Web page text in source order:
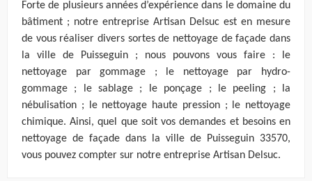
Forte de plusieurs années d’expérience dans le domaine du
bâtiment ; notre entreprise Artisan Delsuc est en mesure
de vous réaliser divers sortes de nettoyage de façade dans
la ville de Puisseguin ; nous pouvons vous faire : le
nettoyage par gommage ; le nettoyage par hydro-
gommage ; le sablage ; le ponçage ; le peeling ; la
nébulisation ; le nettoyage haute pression ; le nettoyage
chimique. Ainsi, quel que soit vos demandes et besoins en
nettoyage de façade dans la ville de Puisseguin 33570,
vous pouvez compter sur notre entreprise Artisan Delsuc.